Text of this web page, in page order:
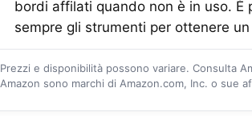
bordi affilati quando non è in uso.
sempre gli strumenti per ottenere
Prezzi e disponibilità possono variare. Consulta
Amazon sono marchi di Amazon.com, Inc. o sue